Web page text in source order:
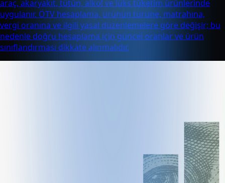
araç, akaryakıt, tütün, alkol ve lüks tüketim ürünlerinde
uygulanır. ÖTV hesaplama, ürünün türüne, matrahına,
vergi oranına ve ilgili yasal düzenlemelere göre değişir; bu
nedenle doğru hesaplama için güncel oranlar ve ürün
sınıflandırması dikkate alınmalıdır.